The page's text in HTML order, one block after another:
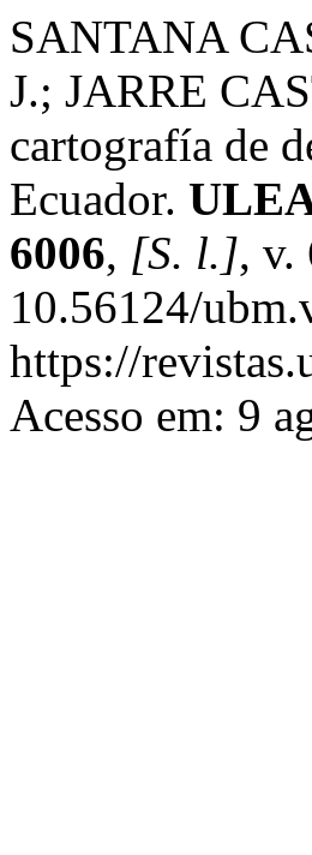
SANTANA
J.; JARRE
cartografía de
Ecuador.
6006, [S. l.], v.
10.56124/
https://
Acesso em: 9